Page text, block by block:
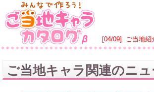
[04/09] ご当地紹
ご当地キャラ関連のニュ